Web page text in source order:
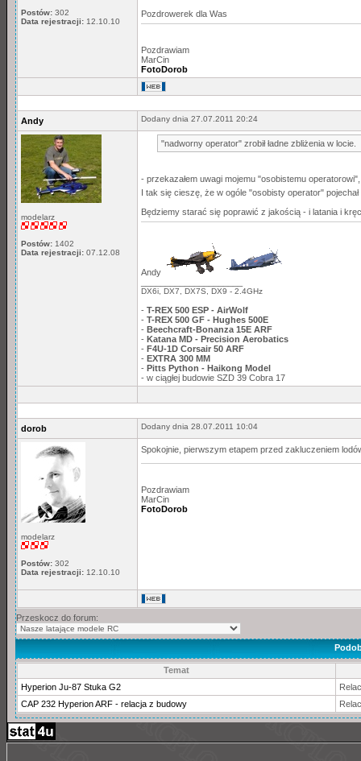
Postów: 302
Data rejestracji: 12.10.10
Pozdrowerek dla Was
Pozdrawiam
MarCin
FotoDorob
Andy Dodany dnia 27.07.2011 20:24
modelarz
Postów: 1402
Data rejestracji: 07.12.08
"nadworny operator" zrobił ładne zbliżenia w locie.
- przekazałem uwagi mojemu "osobistemu
I tak się cieszę, że w ogóle "osobisty operator"
Będziemy starać się poprawić z jakością - i latania i
Andy
DX6i, DX7, DX7S, DX9 - 2.4GHz
- T-REX 500 ESP - AirWolf
- T-REX 500 GF - Hughes 500E
- Beechcraft-Bonanza 15E ARF
- Katana MD - Precision Aerobatics
- F4U-1D Corsair 50 ARF
- EXTRA 300 MM
- Pitts Python - Haikong Model
- w ciągłej budowie SZD 39 Cobra 17
dorob Dodany dnia 28.07.2011 10:04
modelarz
Postów: 302
Data rejestracji: 12.10.10
Spokojnie, pierwszym etapem przed zakluczeniem
Pozdrawiam
MarCin
FotoDorob
Przeskocz do forum:
Temat
Hyperion Ju-87 Stuka G2
CAP 232 Hyperion ARF - relacja z budowy